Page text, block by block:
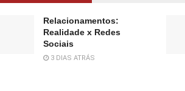
Relacionamentos:
Realidade x Redes
Sociais
3 DIAS ATRÁS